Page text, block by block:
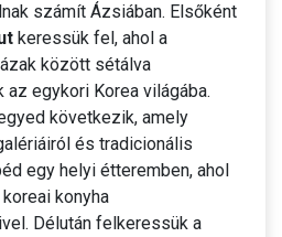
számít Ázsiában. Elsőként
keressük fel, ahol a
között sétálva
egykori Korea világába.
következik, amely
és tradicionális
egy helyi étteremben, ahol
konyha
Délután felkeressük a